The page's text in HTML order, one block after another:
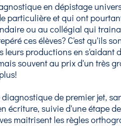
en dépistage
particulière et qui ont
ou au collégial qui
ces élèves? C'est qu'ils
leurs productions en s'aidant
souvent au prix d'un très
de premier jet,
écriture, suivie d'une étape
maitrisent les règles